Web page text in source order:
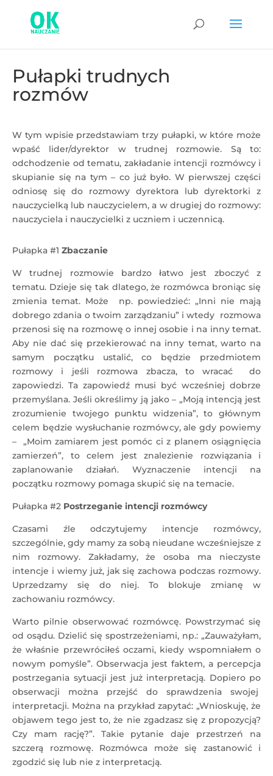
Pułapki trudnych
rozmów
W tym wpisie przedstawiam trzy pułapki, w które może
wpaść lider/dyrektor w trudnej rozmowie. Są to:
odchodzenie od tematu, zakładanie intencji rozmówcy i
skupianie się na tym – co już było. W pierwszej części
odniosę się do rozmowy dyrektora lub dyrektorki z
nauczycielką lub nauczycielem, a w drugiej do rozmowy:
nauczyciela i nauczycielki z uczniem i uczennicą.
Pułapka #1 Zbaczanie
W trudnej rozmowie bardzo łatwo jest zboczyć z
tematu. Dzieje się tak dlatego, że rozmówca broniąc się
zmienia temat. Może np. powiedzieć: „Inni nie mają
dobrego zdania o twoim zarządzaniu” i wtedy rozmowa
przenosi się na rozmowę o innej osobie i na inny temat.
Aby nie dać się przekierować na inny temat, warto na
samym początku ustalić, co będzie przedmiotem
rozmowy i jeśli rozmowa zbacza, to wracać do
zapowiedzi. Ta zapowiedź musi być wcześniej dobrze
przemyślana. Jeśli określimy ją jako – „Moją intencją jest
zrozumienie twojego punktu widzenia”, to głównym
celem będzie wysłuchanie rozmówcy, ale gdy powiemy
– „Moim zamiarem jest pomóc ci z planem osiągnięcia
zamierzeń”, to celem jest znalezienie rozwiązania i
zaplanowanie działań. Wyznaczenie intencji na
początku rozmowy pomaga skupić się na temacie.
Pułapka #2 Postrzeganie intencji rozmówcy
Czasami źle odczytujemy intencje rozmówcy,
szczególnie, gdy mamy za sobą nieudane wcześniejsze z
nim rozmowy. Zakładamy, że osoba ma nieczyste
intencje i wiemy już, jak się zachowa podczas rozmowy.
Uprzedzamy się do niej. To blokuje zmianę w
zachowaniu rozmówcy.
Warto pilnie obserwować rozmówcę. Powstrzymać się
od osądu. Dzielić się spostrzeżeniami, np.: „Zauważyłam,
że właśnie przewróciłeś oczami, kiedy wspomniałem o
nowym pomyśle”. Obserwacja jest faktem, a percepcja
postrzegania sytuacji jest już interpretacją. Dopiero po
obserwacji można przejść do sprawdzenia swojej
interpretacji. Można na przykład zapytać: „Wnioskuję, że
objawem tego jest to, że nie zgadzasz się z propozycją?
Czy mam rację?”. Takie pytanie daje przestrzeń na
szczerą rozmowę. Rozmówca może się zastanowić i
zgodzić się lub nie z interpretacją.